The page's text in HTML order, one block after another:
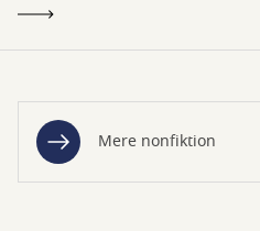
Mere nonfiktion